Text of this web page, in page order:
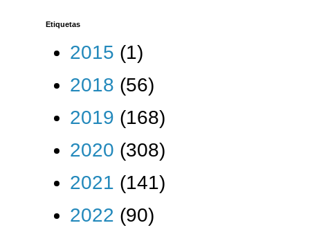
Etiquetas
2015 (1)
2018 (56)
2019 (168)
2020 (308)
2021 (141)
2022 (90)